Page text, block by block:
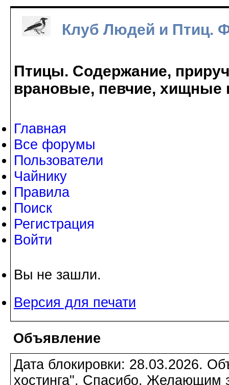
Клуб Людей и Птиц.
Птицы. Содержание,
врановые, певчие, хищные
Главная
Все форумы
Пользователи
Чайнику
Правила
Поиск
Регистрация
Войти
Вы не зашли.
Версия для печати
Объявление
Дата блокировки: 28.03.2026.
хостинга". Спасибо. Желающим